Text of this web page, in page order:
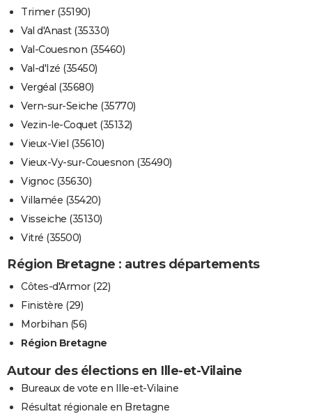
Trimer (35190)
Val d'Anast (35330)
Val-Couesnon (35460)
Val-d'Izé (35450)
Vergéal (35680)
Vern-sur-Seiche (35770)
Vezin-le-Coquet (35132)
Vieux-Viel (35610)
Vieux-Vy-sur-Couesnon (35490)
Vignoc (35630)
Villamée (35420)
Visseiche (35130)
Vitré (35500)
Région Bretagne : autres départements
Côtes-d'Armor (22)
Finistère (29)
Morbihan (56)
Région Bretagne
Autour des élections en Ille-et-Vilaine
Bureaux de vote en Ille-et-Vilaine
Résultat régionale en Bretagne